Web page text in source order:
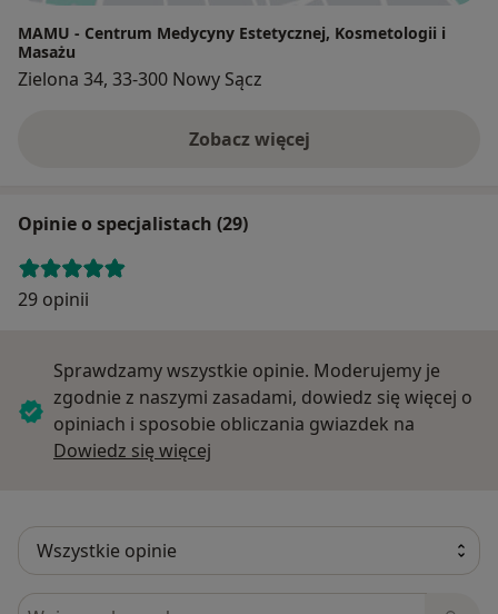
MAMU - Centrum Medycyny Estetycznej, Kosmetologii i
Masażu
Zielona 34, 33-300 Nowy Sącz
Zobacz więcej
Opinie o specjalistach (29)
29 opinii
Sprawdzamy wszystkie opinie. Moderujemy je
zgodnie z naszymi zasadami, dowiedz się więcej o
opiniach i sposobie obliczania gwiazdek na
Dowiedz się więcej
Szukaj w opiniach